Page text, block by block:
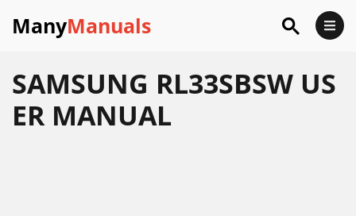
ManyManuals
SAMSUNG RL33SBSW US
ER MANUAL